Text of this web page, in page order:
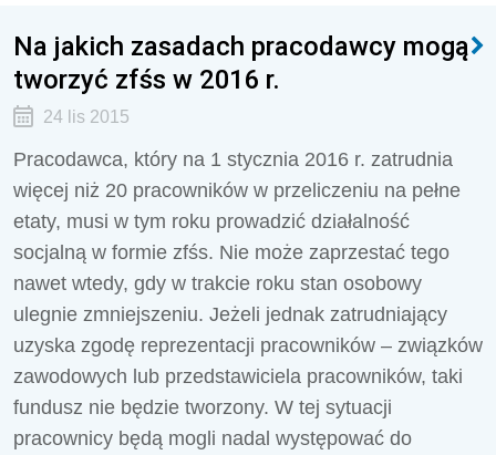
Na jakich zasadach pracodawcy mogą
tworzyć zfśs w 2016 r.
24 lis 2015
Pracodawca, który na 1 stycznia 2016 r. zatrudnia
więcej niż 20 pracowników w przeliczeniu na pełne
etaty, musi w tym roku prowadzić działalność
socjalną w formie zfśs. Nie może zaprzestać tego
nawet wtedy, gdy w trakcie roku stan osobowy
ulegnie zmniejszeniu. Jeżeli jednak zatrudniający
uzyska zgodę reprezentacji pracowników – związków
zawodowych lub przedstawiciela pracowników, taki
fundusz nie będzie tworzony. W tej sytuacji
pracownicy będą mogli nadal występować do